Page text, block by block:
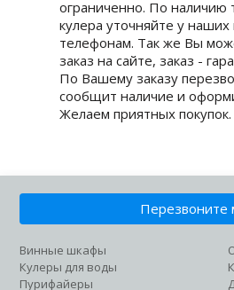
ограниченно. По наличию
кулера уточняйте у
телефонам. Так же Вы
заказ на сайте, заказ -
По Вашему заказу
сообщит наличие и
Желаем приятных покупок.
Перезвоните
Винные шкафы
Кулеры для воды
Пурифайеры